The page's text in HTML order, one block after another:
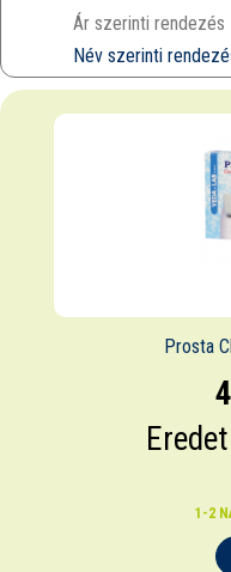
Ár szerinti rendezés
Név szerinti
Prosta
1-2